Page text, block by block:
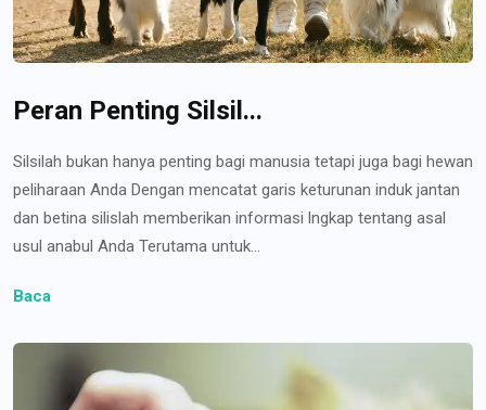
Peran Penting Silsil...
Silsilah bukan hanya penting bagi manusia tetapi juga bagi hewan
peliharaan Anda Dengan mencatat garis keturunan induk jantan
dan betina silislah memberikan informasi lngkap tentang asal
usul anabul Anda Terutama untuk...
Baca